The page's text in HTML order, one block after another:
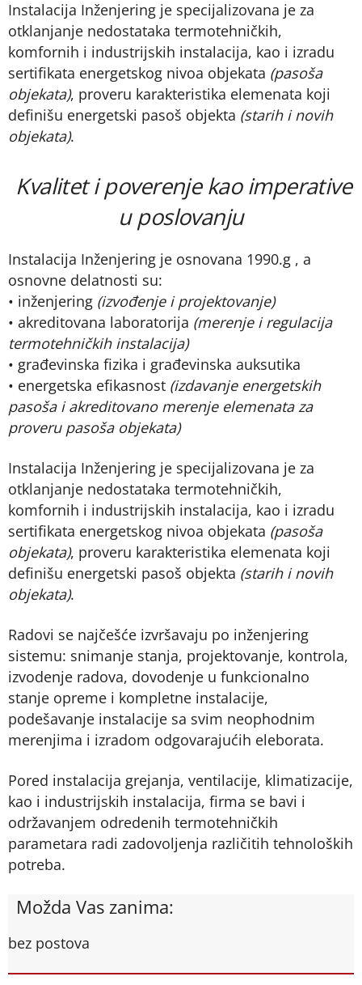
Instalacija Inženjering je specijalizovana je za
otklanjanje nedostataka termotehničkih,
komfornih i industrijskih instalacija, kao i izradu
sertifikata energetskog nivoa objekata (pasoša
objekata), proveru karakteristika elemenata koji
definišu energetski pasoš objekta (starih i novih
objekata).
Kvalitet i poverenje kao imperative
u poslovanju
Instalacija Inženjering je osnovana 1990.g , a
osnovne delatnosti su:
• inženjering (izvođenje i projektovanje)
• akreditovana laboratorija (merenje i regulacija
termotehničkih instalacija)
• građevinska fizika i građevinska auksutika
• energetska efikasnost (izdavanje energetskih
pasoša i akreditovano merenje elemenata za
proveru pasoša objekata)
Instalacija Inženjering je specijalizovana je za
otklanjanje nedostataka termotehničkih,
komfornih i industrijskih instalacija, kao i izradu
sertifikata energetskog nivoa objekata (pasoša
objekata), proveru karakteristika elemenata koji
definišu energetski pasoš objekta (starih i novih
objekata).
Radovi se najčešće izvršavaju po inženjering
sistemu: snimanje stanja, projektovanje, kontrola,
izvodenje radova, dovodenje u funkcionalno
stanje opreme i kompletne instalacije,
podešavanje instalacije sa svim neophodnim
merenjima i izradom odgovarajućih eleborata.
Pored instalacija grejanja, ventilacije, klimatizacije,
kao i industrijskih instalacija, firma se bavi i
održavanjem odredenih termotehničkih
parametara radi zadovoljenja različitih tehnoloških
potreba.
Možda Vas zanima:
bez postova